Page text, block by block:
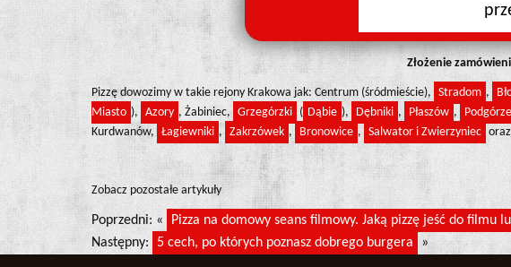
Złożenie
Pizzę dowozimy w takie rejony Krakowa jak: Centrum (śródmieście), Stradom ,
Miasto ), Azory , Żabiniec, Grzegórzki ( Dąbie ), Dębniki , Płaszów , Podgórze
Kurdwanów, Łagiewniki , Zakrzówek , Bronowice , Salwator i Zwierzyniec
Zobacz pozostałe artykuły
Poprzedni: «
Pizza na domowy seans filmowy. Jaką pizzę jeść do filmu
Następny:
5 cech, po których poznasz dobrego burgera »